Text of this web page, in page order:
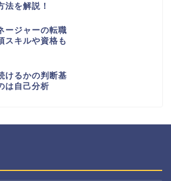
法を解説！
ージャーの転職
スキルや資格も
けるかの判断基
は自己分析